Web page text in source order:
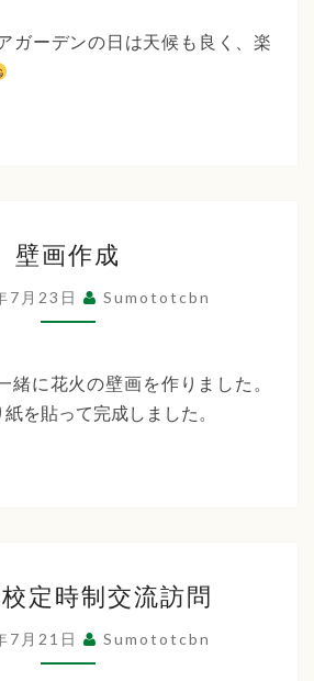
月
ー
ン
ガーデンの日は天候も良く、楽
画
作
成
壁画作成
7月23日 Sumototcbn
緒に花火の壁画を作りました。
を貼って完成しました。
本
高
校
定時制交流訪問
7月21日 Sumototcbn